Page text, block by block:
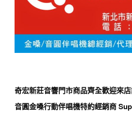
奇宏新莊音響門市商品齊全歡迎來
音圓金嗓行動伴唱機特約經銷商